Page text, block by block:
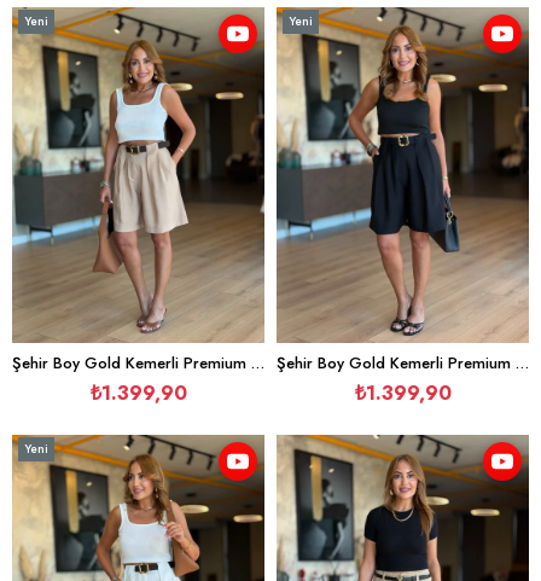
Şehir Boy Gold Kemerli Premium Camel Şort
₺1.399,90
Yeni
Ürün
Şehir Boy Gold Kemerli Premium Siyah Şort
₺1.399,90
Yeni
Ürün
Yeni
Ürün